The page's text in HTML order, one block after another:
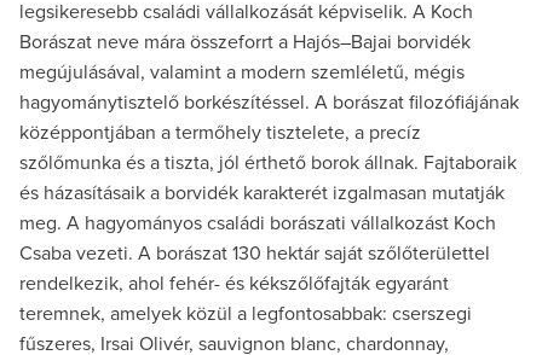
legsikeresebb családi vállalkozását képviselik. A Koch
Borászat neve mára összeforrt a Hajós–Bajai borvidék
megújulásával, valamint a modern szemléletű, mégis
hagyománytisztelő borkészítéssel. A borászat filozófiájának
középpontjában a termőhely tisztelete, a precíz
szőlőmunka és a tiszta, jól érthető borok állnak. Fajtaboraik
és házasításaik a borvidék karakterét izgalmasan mutatják
meg. A hagyományos családi borászati vállalkozást Koch
Csaba vezeti. A borászat 130 hektár saját szőlőterülettel
rendelkezik, ahol fehér- és kékszőlőfajták egyaránt
teremnek, amelyek közül a legfontosabbak: cserszegi
fűszeres, Irsai Olivér, sauvignon blanc, chardonnay,